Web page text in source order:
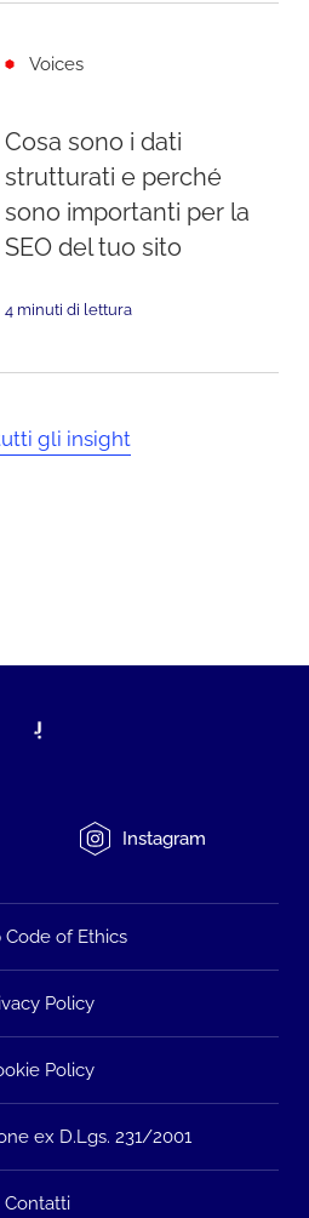
Voices
Cosa sono i dati
strutturati e perché
sono importanti per la
SEO del tuo sito
4 minuti di lettura
gli insight
Instagram
Code of Ethics
Policy
Policy
ex D.Lgs. 231/2001
Contatti